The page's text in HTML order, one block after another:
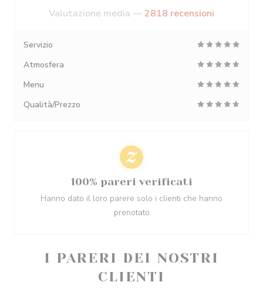
I PARERI DEI NOSTRI
CLIENTI
Valutazione media —2818 recensioni
Servizio
Atmosfera
Menu
Qualità/Prezzo
100% pareri verificati
Hanno dato il loro parere solo i clienti che hanno
prenotato